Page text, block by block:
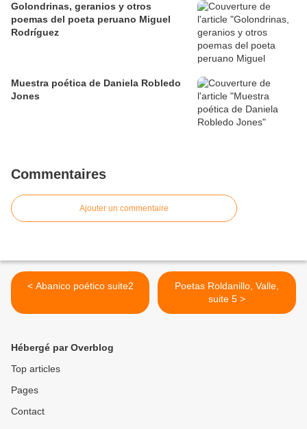
Golondrinas, geranios y otros
poemas del poeta peruano Miguel
Rodríguez
Muestra poética de Daniela Robledo
Jones
Commentaires
Ajouter un commentaire
< Abanico poético suite2
Poetas Roldanillo, Valle,
suite 5 >
Hébergé par Overblog
Top articles
Pages
Contact